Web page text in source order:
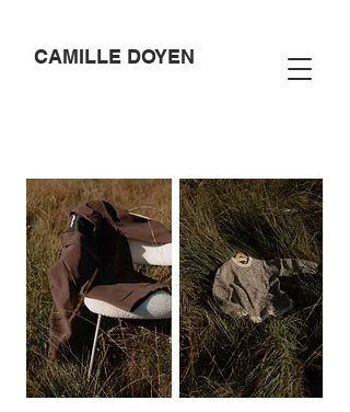
CAMILLE DOYEN